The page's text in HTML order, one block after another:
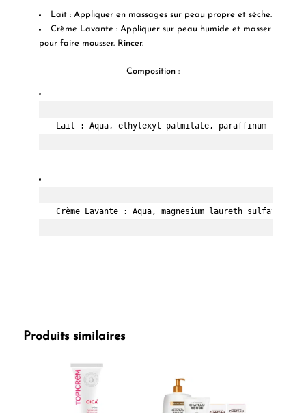
Lait : Appliquer en massages sur peau propre et sèche.
Crème Lavante : Appliquer sur peau humide et masser
pour faire mousser. Rincer.
Composition :
Lait : Aqua, ethylexyl palmitate, paraffinum
Crème Lavante : Aqua, magnesium laureth sulfate,
Produits similaires